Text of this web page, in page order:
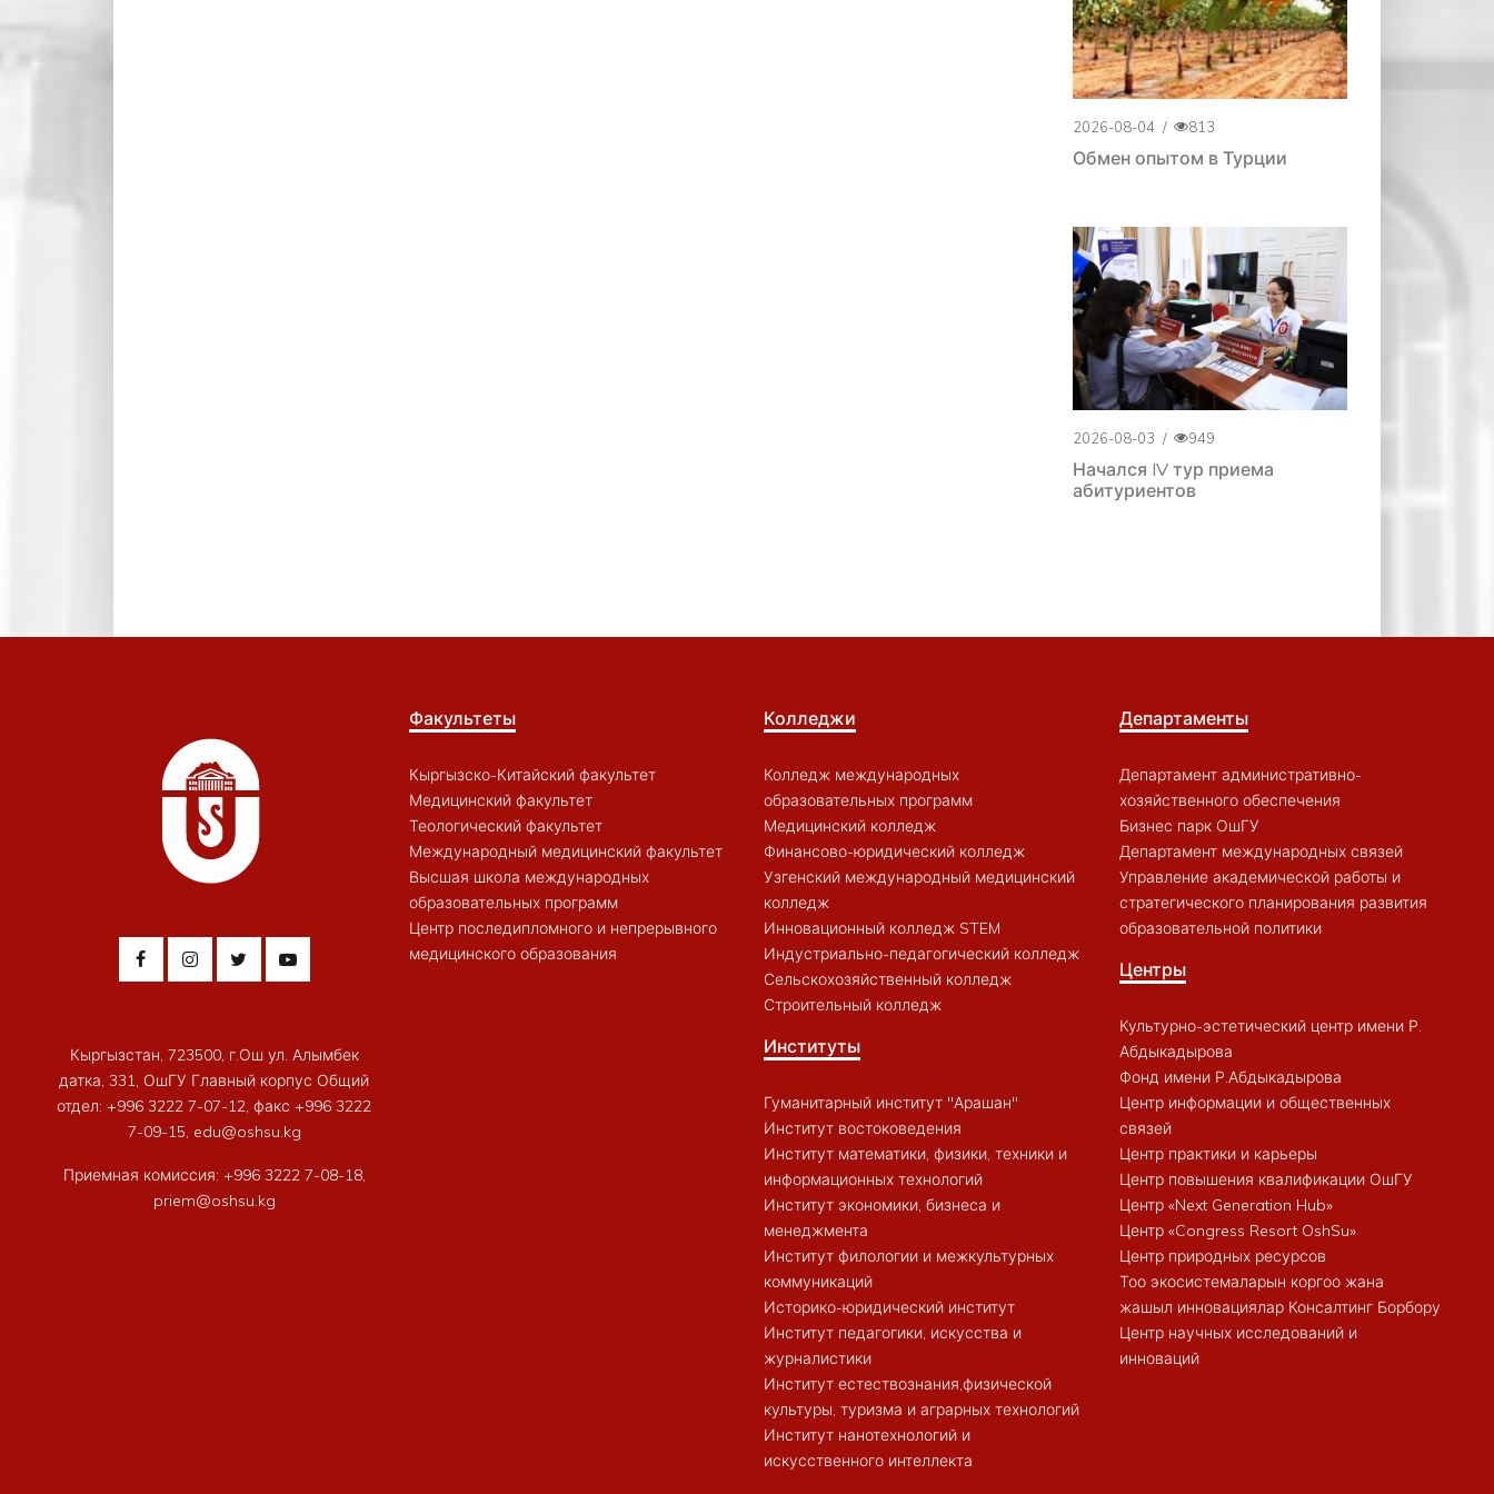
2026-08-04 / 813
Обмен опытом в Турции
2026-08-03 / 949
Начался IV тур приема
абитуриентов
Кыргызстан, 723500, г.Ош ул. Алымбек
датка, 331, ОшГУ Главный корпус Общий
отдел: +996 3222 7-07-12, факс +996 3222
7-09-15, edu@oshsu.kg
Приемная комиссия: +996 3222 7-08-18,
priem@oshsu.kg
Факультеты
Кыргызско-Китайский факультет
Медицинский факультет
Теологический факультет
Международный медицинский факультет
Высшая школа международных
образовательных программ
Центр последипломного и непрерывного
медицинского образования
Колледжи
Колледж международных
образовательных программ
Медицинский колледж
Финансово-юридический колледж
Узгенский международный медицинский
колледж
Инновационный колледж STEM
Индустриально-педагогический колледж
Сельскохозяйственный колледж
Строительный колледж
Институты
Гуманитарный институт "Арашан"
Институт востоковедения
Институт математики, физики, техники и
информационных технологий
Институт экономики, бизнеса и
менеджмента
Институт филологии и межкультурных
коммуникаций
Историко-юридический институт
Институт педагогики, искусства и
журналистики
Институт естествознания,физической
культуры, туризма и аграрных технологий
Институт нанотехнологий и
искусственного интеллекта
Департаменты
Департамент административно-
хозяйственного обеспечения
Бизнес парк ОшГУ
Департамент международных связей
Управление академической работы и
стратегического планирования развития
образовательной политики
Центры
Культурно-эстетический центр имени Р.
Абдыкадырова
Фонд имени Р.Абдыкадырова
Центр информации и общественных
связей
Центр практики и карьеры
Центр повышения квалификации ОшГУ
Центр «Next Generation Hub»
Центр «Congress Resort OshSu»
Центр природных ресурсов
Тоо экосистемаларын коргоо жана
жашыл инновациялар Консалтинг Борбору
Центр научных исследований и
инноваций